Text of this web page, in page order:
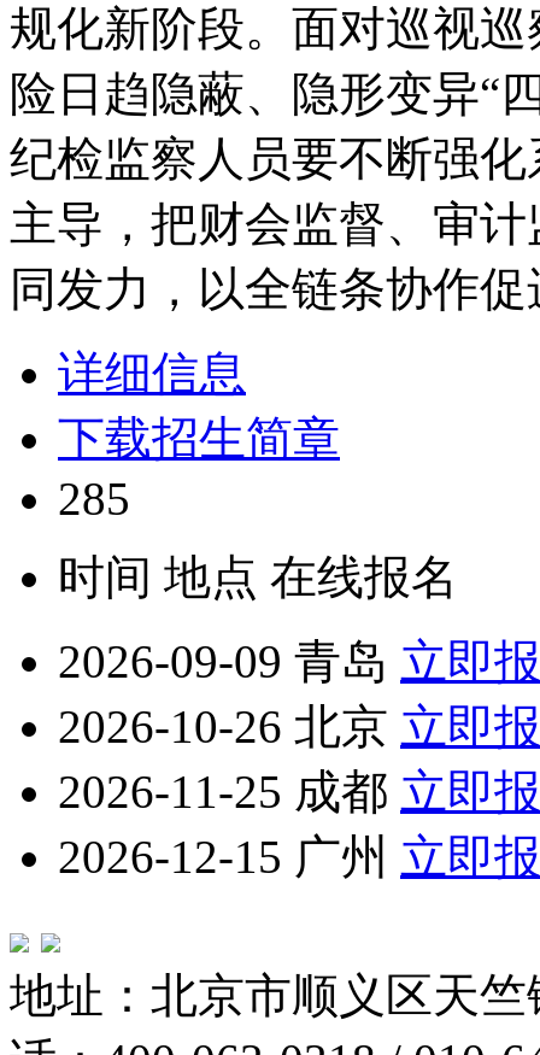
规化新阶段。面对巡视
险日趋隐蔽、隐形变异“
纪检监察人员要不断强
主导，把财会监督、审
同发力，以全链条协作
详细信息
下载招生简章
285
时间 地点 在线报名
2026-09-09 青岛 立即
2026-10-26 北京 立即
2026-11-25 成都 立即
2026-12-15 广州 立即
地址：北京市顺义区天